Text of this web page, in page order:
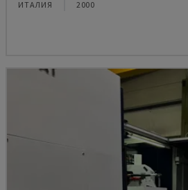
ИТАЛИЯ 2000